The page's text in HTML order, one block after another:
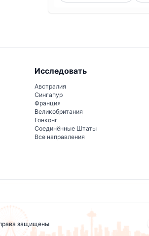
Исследовать
Австралия
Сингапур
Франция
Великобритания
Гонконг
Соединённые Штаты
Все направления
защищены